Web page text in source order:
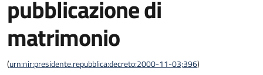
pubblicazione di
matrimonio
(urn:nir:presidente.repubblica:decreto:2000-11-03;396)